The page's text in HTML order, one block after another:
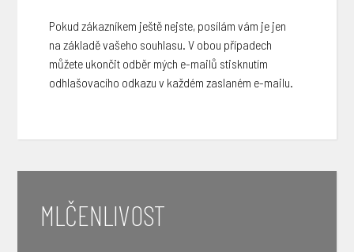
Pokud zákazníkem ještě nejste, posílám vám je jen
na základě vašeho souhlasu. V obou případech
můžete ukončit odběr mých e-mailů stisknutím
odhlašovacího odkazu v každém zaslaném e-mailu.
MLČENLIVOST